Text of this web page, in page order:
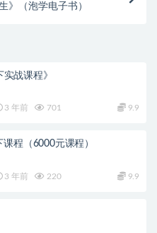
》（泡学电子书）
战课程》
3 年前 701 9.9
课程（6000元课程）
3 年前 220 9.9